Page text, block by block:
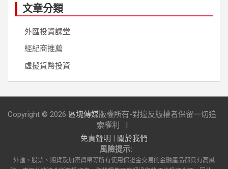
文章分類
外匯投資課堂
經紀商推薦
虛擬貨幣投資
Copyright © 2026 區塊傳媒版權所有-對違反版權者保留一切追
索權利
免責聲明 | 關於我們
風險提示:
外匯、股票、期貨及加密貨幣等所有使用保證金交易的金融產品都具有高風